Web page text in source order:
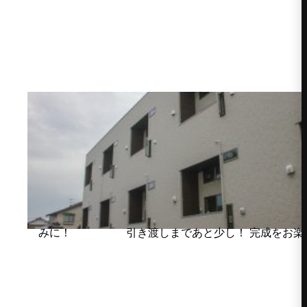
引き渡しまであと少し！ 完成をお楽しみに！